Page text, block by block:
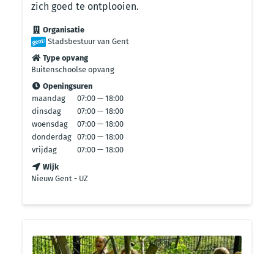
zich goed te ontplooien.
Organisatie
Stadsbestuur van Gent
Type opvang
Buitenschoolse opvang
Openingsuren
maandag
07:00 — 18:00
dinsdag
07:00 — 18:00
woensdag
07:00 — 18:00
donderdag 07:00 — 18:00
vrijdag
07:00 — 18:00
Wijk
Nieuw Gent - UZ